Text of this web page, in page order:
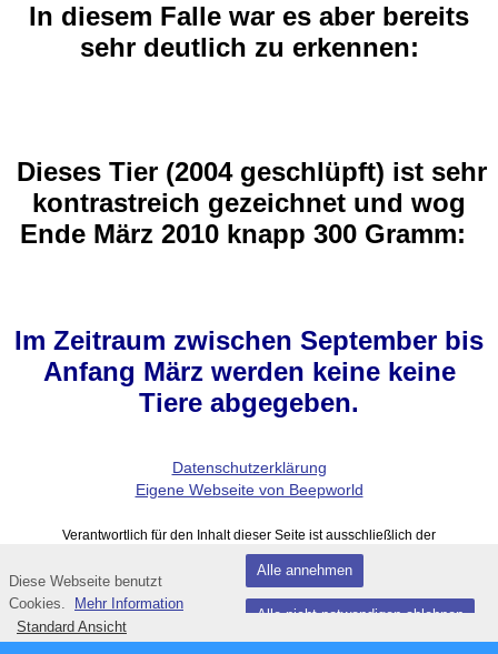
In diesem Falle war es aber bereits
sehr deutlich zu erkennen:
Dieses Tier (2004 geschlüpft) ist sehr
kontrastreich gezeichnet und wog
Ende März 2010 knapp 300 Gramm:
Im Zeitraum zwischen September bis
Anfang März werden keine keine
Tiere abgegeben.
Datenschutzerklärung
Eigene Webseite von Beepworld
Verantwortlich für den Inhalt dieser Seite ist ausschließlich der
Autor dieser Homepage, kontaktierbar überdieses Formular!
Fußzeile
Standard Ansicht
Diese Webseite benutzt
Cookies.
Mehr Information
Alle annehmen
Alle nicht notwendigen ablehnen